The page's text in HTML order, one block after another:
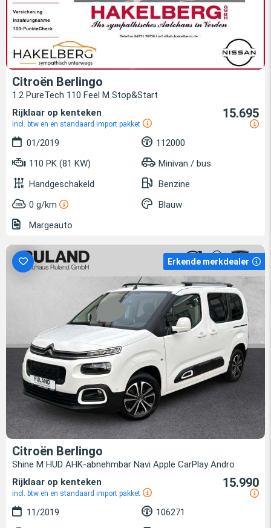
Citroën Berlingo
1.2 PureTech 110 Feel M Stop&Start
Rijklaar op kenteken
incl. btw en en standaard import pakket
15.695
01/2019
112000
110 PK (81 KW)
Minivan / bus
Handgeschakeld
Benzine
0 g/km
Blauw
Margeauto
Erkende merkdealer
Citroën Berlingo
Shine M HUD AHK-abnehmbar Navi Apple CarPlay Andro
Rijklaar op kenteken
incl. btw en en standaard import pakket
15.990
11/2019
106271